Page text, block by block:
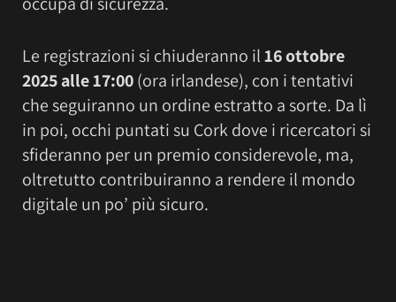
Le registrazioni si chiuderanno il16 ottobre
2025 alle 17:00(ora irlandese), con i tentativi
che seguiranno un ordine estratto a sorte. Da lì
in poi, occhi puntati su Cork dove i ricercatori si
sfideranno per un premio considerevole, ma,
oltretutto contribuiranno a rendere il mondo
digitale un po’ più sicuro.